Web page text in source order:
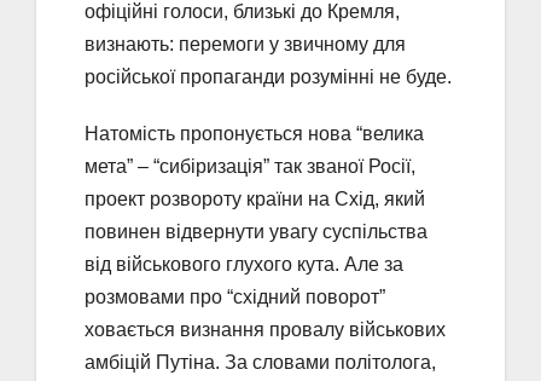
офіційні голоси, близькі до Кремля,
визнають: перемоги у звичному для
російської пропаганди розумінні не буде.
Натомість пропонується нова “велика
мета” – “сибіризація” так званої Росії,
проект розвороту країни на Схід, який
повинен відвернути увагу суспільства
від військового глухого кута. Але за
розмовами про “східний поворот”
ховається визнання провалу військових
амбіцій Путіна. За словами політолога,